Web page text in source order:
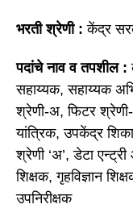
भरती श्रेणी :केंद्र
पदांचे नाव व तपशील :
सहाय्यक, सहाय्यक
श्रेणी-अ, फिटर
यांत्रिक, उपकेंद्र
श्रेणी ‘अ’, डेटा
शिक्षक, गृहविज्ञान
उपनिरीक्षक